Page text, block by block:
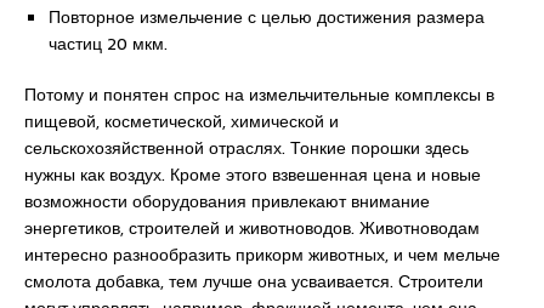
Повторное измельчение с целью достижения размера
частиц 20 мкм.
Потому и понятен спрос на измельчительные комплексы в
пищевой, косметической, химической и
сельскохозяйственной отраслях. Тонкие порошки здесь
нужны как воздух. Кроме этого взвешенная цена и новые
возможности оборудования привлекают внимание
энергетиков, строителей и животноводов. Животноводам
интересно разнообразить прикорм животных, и чем мельче
смолота добавка, тем лучше она усваивается. Строители